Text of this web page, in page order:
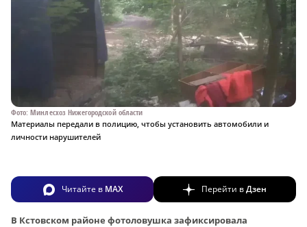
Фото: Минлесхоз Нижегородской области
Материалы передали в полицию, чтобы установить автомобили и
личности нарушителей
Читайте в MAX Перейти вДзен
В Кстовском районе фотоловушка зафиксировала